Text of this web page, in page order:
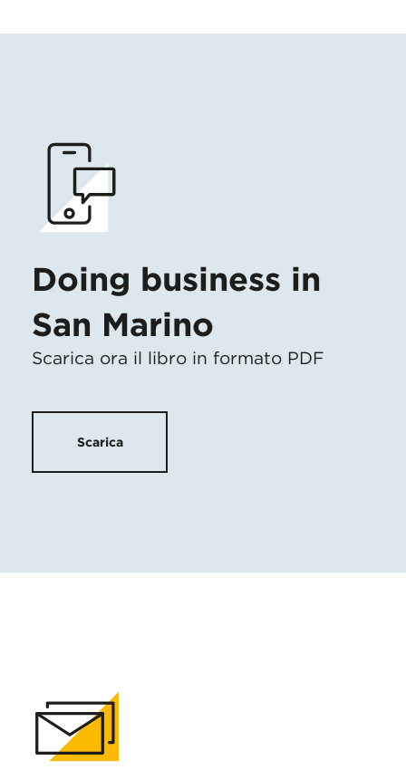
Doing business in
San Marino
Scarica ora il libro in formato PDF
Scarica